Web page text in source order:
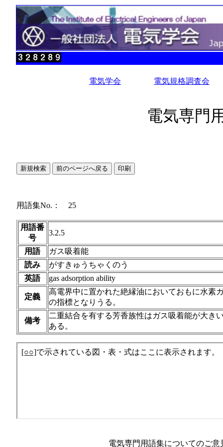
電気学会 電気規格調査会
電気専門
用語集No.： 25
用語番
号
3.2.5
用語
ガス吸着能
読み
がすきゅうちゃくのう
英語
gas adsorption ability
定義
高電界中に置かれた絶縁油においておもに水素
の指標となりうる。
備考
二重結合を有する芳香族性はガス吸着能が大き
ある。
電気専門用語集についてのご意